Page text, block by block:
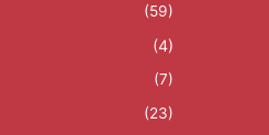
(59)
(4)
(7)
(23)